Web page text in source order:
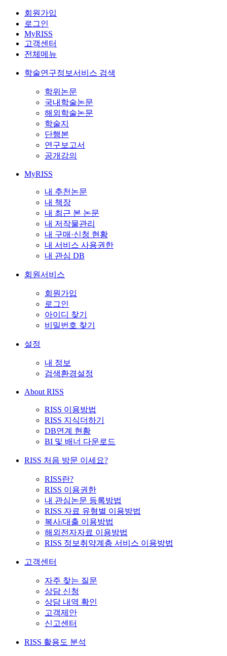
회원가입
로그인
MyRISS
고객센터
전체메뉴
학술연구정보서비스 검색
학위논문
국내학술논문
해외학술논문
학술지
단행본
연구보고서
공개강의
MyRISS
내 추천논문
내 책장
내 최근 본 논문
내 저작물관리
내 구매·신청 현황
내 서비스 사용권한
내 관심 DB
회원서비스
회원가입
로그인
아이디 찾기
비밀번호 찾기
설정
내 정보
검색환경설정
About RISS
RISS 이용방법
RISS 지식더하기
DB연계 현황
BI 및 배너 다운로드
RISS 처음 방문 이세요?
RISS란?
RISS 이용권한
내 관심논문 등록방법
RISS 자료 유형별 이용방법
복사/대출 이용방법
해외전자자료 이용방법
RISS 정보취약계층 서비스 이용방법
고객센터
자주 찾는 질문
상담 신청
상담 내역 확인
고객제안
신고센터
RISS 활용도 분석